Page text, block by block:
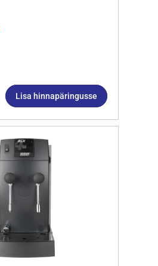
Lisa hinnapäringusse